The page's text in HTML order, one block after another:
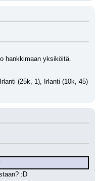
hankkimaan yksiköitä.
(25k, 1), Irlanti (10k, 45)
:D